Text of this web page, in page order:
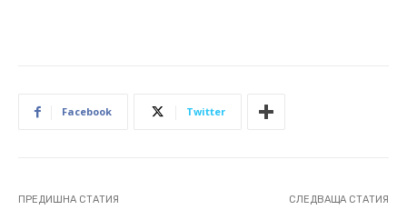
Facebook Twitter
ПРЕДИШНА СТАТИЯ СЛЕДВАЩА СТАТИЯ